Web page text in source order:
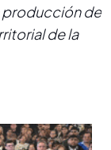
producción de
de la